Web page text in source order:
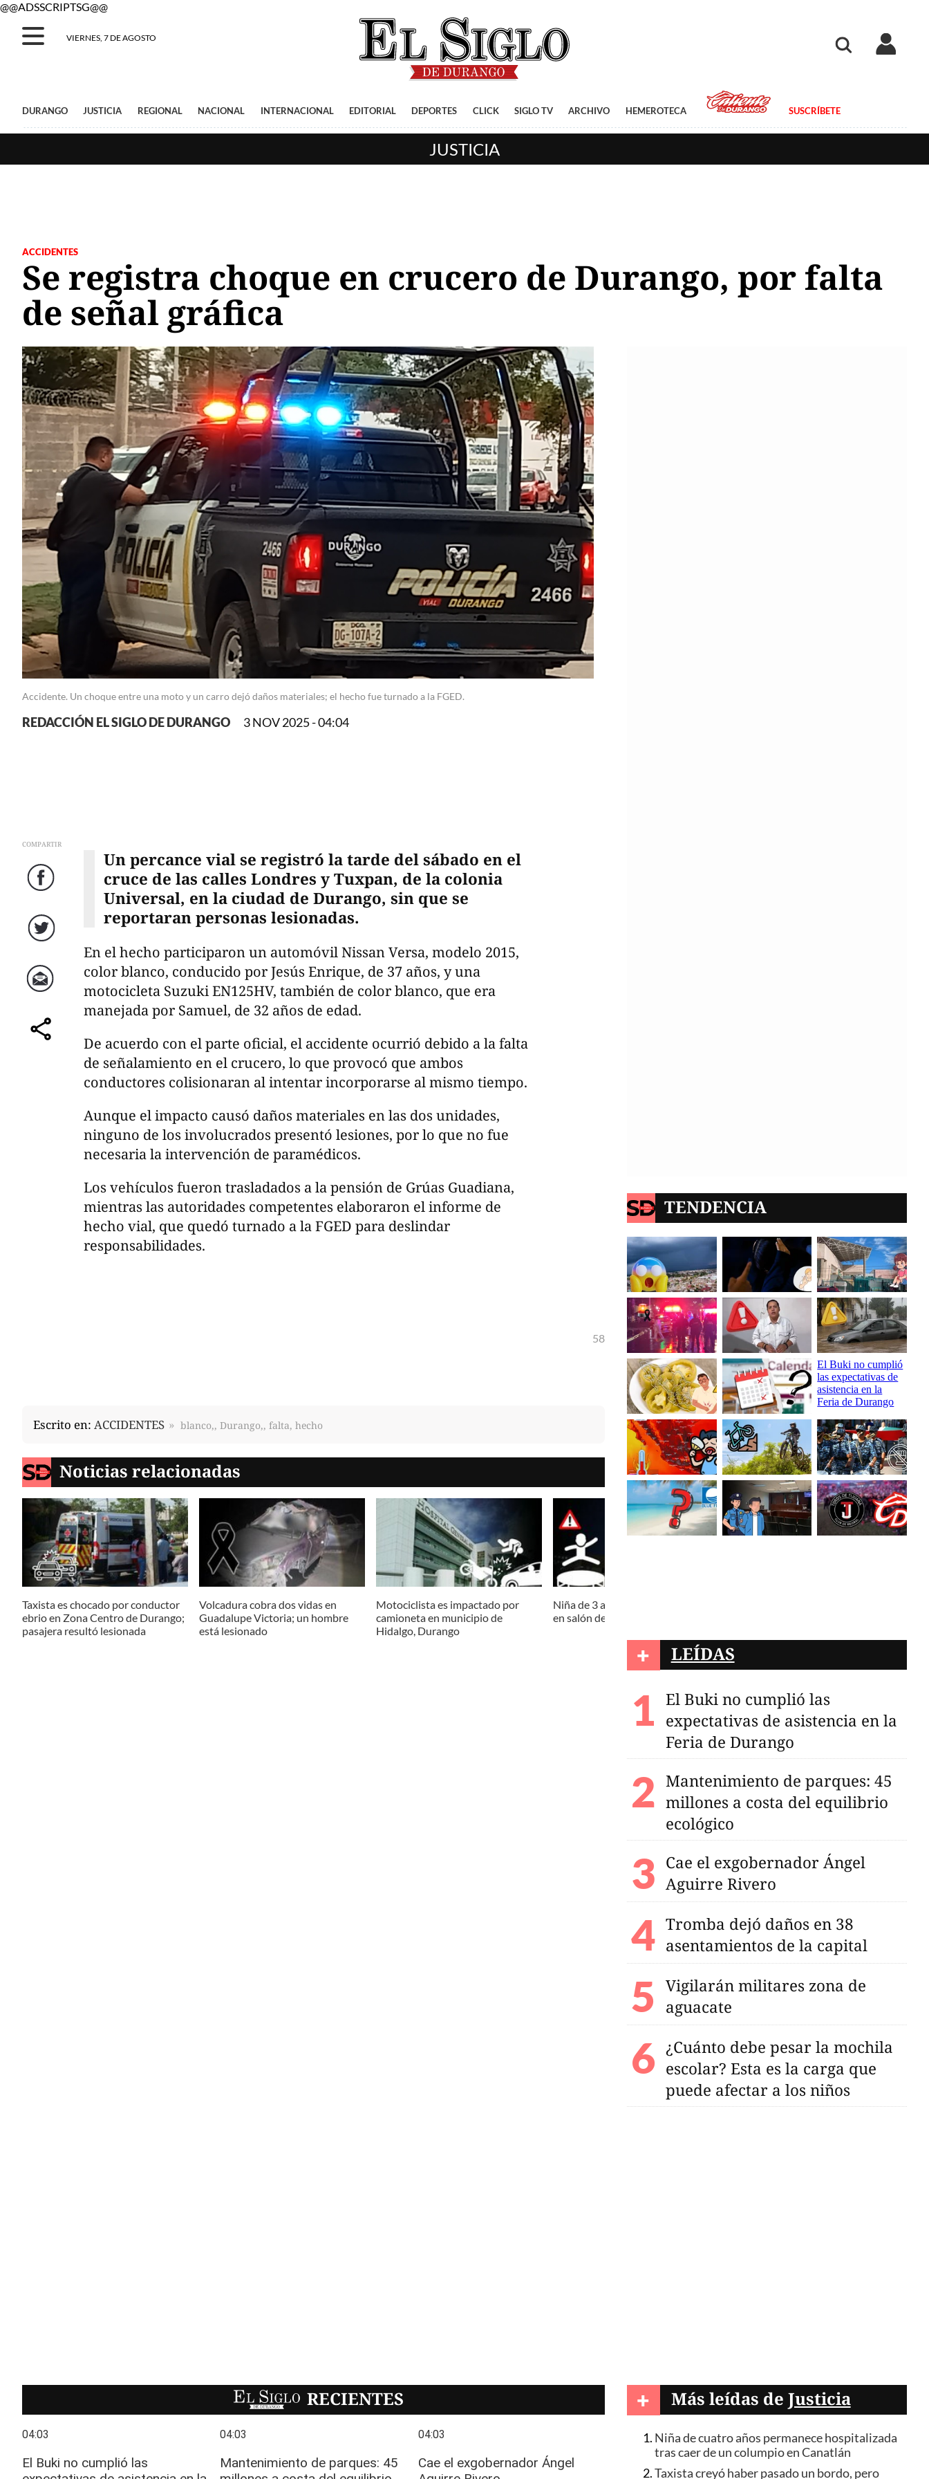
@@ADSSCRIPTSG@@
VIERNES, 7 DE AGOSTO
DURANGO JUSTICIA REGIONAL NACIONAL INTERNACIONAL EDITORIAL DEPORTES CLICK SIGLO TV ARCHIVO HEMEROTECA SUSCRÍBETE
JUSTICIA
ACCIDENTES
Se registra choque en crucero de Durango, por falta
de señal gráfica
Accidente. Un choque entre una moto y un carro dejó daños materiales; el hecho fue turnado a la FGED.
REDACCIÓN EL SIGLO DE DURANGO 3 NOV 2025 - 04:04
COMPARTIR
Facebook
Twitter
Correo
comparte
Un percance vial se registró la tarde del sábado en el
cruce de las calles Londres y Tuxpan, de la colonia
Universal, en la ciudad de Durango, sin que se
reportaran personas lesionadas.
En el hecho participaron un automóvil Nissan Versa, modelo 2015,
color blanco, conducido por Jesús Enrique, de 37 años, y una
motocicleta Suzuki EN125HV, también de color blanco, que era
manejada por Samuel, de 32 años de edad.
De acuerdo con el parte oficial, el accidente ocurrió debido a la falta
de señalamiento en el crucero, lo que provocó que ambos
conductores colisionaran al intentar incorporarse al mismo tiempo.
Aunque el impacto causó daños materiales en las dos unidades,
ninguno de los involucrados presentó lesiones, por lo que no fue
necesaria la intervención de paramédicos.
Los vehículos fueron trasladados a la pensión de Grúas Guadiana,
mientras las autoridades competentes elaboraron el informe de
hecho vial, que quedó turnado a la FGED para deslindar
responsabilidades.
58
Escrito en: ACCIDENTES blanco,, Durango,, falta, hecho
Noticias relacionadas
Taxista es chocado por conductor
ebrio en Zona Centro de Durango;
pasajera resultó lesionada
Volcadura cobra dos vidas en
Guadalupe Victoria; un hombre
está lesionado
Motociclista es impactado por
camioneta en municipio de
Hidalgo, Durango
Niña de 3 años cae de un trampolín
en salón de eventos de La Ferrería
TENDENCIA
+ LEÍDAS
El Buki no cumplió las
expectativas de asistencia en la
Feria de Durango
Mantenimiento de parques: 45
millones a costa del equilibrio
ecológico
Cae el exgobernador Ángel
Aguirre Rivero
Tromba dejó daños en 38
asentamientos de la capital
Vigilarán militares zona de
aguacate
¿Cuánto debe pesar la mochila
escolar? Esta es la carga que
puede afectar a los niños
EL SIGLO RECIENTES + Más leídas de Justicia
Niña de cuatro años permanece hospitalizada
tras caer de un columpio en Canatlán
Taxista creyó haber pasado un bordo, pero